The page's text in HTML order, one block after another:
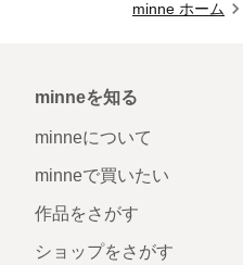
minne ホーム
minneを知る
minneについて
minneで買いたい
作品をさがす
ショップをさがす